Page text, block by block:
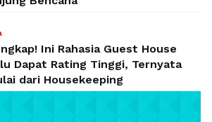
Ini Rahasia Guest House
Dapat Rating Tinggi, Ternyata
dari Housekeeping